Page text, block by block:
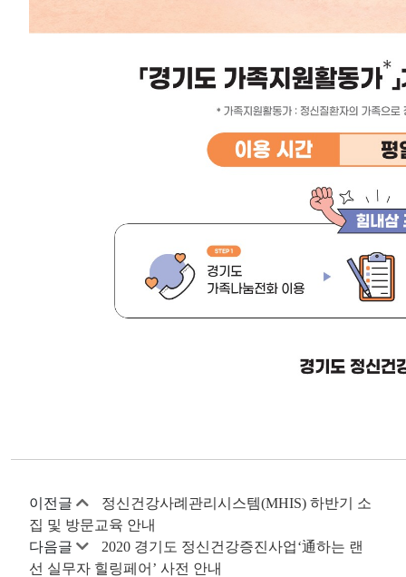
이전글
정신건강사례관리시스템(MHIS) 하반기 소
집 및 방문교육 안내
다음글
2020 경기도 정신건강증진사업‘通하는 랜
선 실무자 힐링페어’ 사전 안내